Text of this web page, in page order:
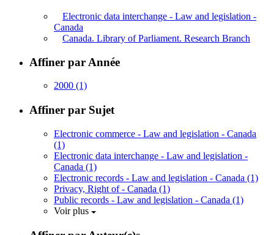
Electronic data interchange - Law and legislation -
Canada
Canada. Library of Parliament. Research Branch
Affiner par Année
2000 (1)
Affiner par Sujet
Electronic commerce - Law and legislation - Canada
(1)
Electronic data interchange - Law and legislation -
Canada (1)
Electronic records - Law and legislation - Canada (1)
Privacy, Right of - Canada (1)
Public records - Law and legislation - Canada (1)
Voir plus